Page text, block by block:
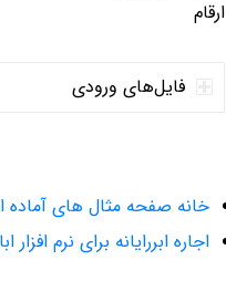
ارقام
فایل‌های ورودی
خانه صفحه مثال های آماده
اجاره ابررایانه برای نرم افزار